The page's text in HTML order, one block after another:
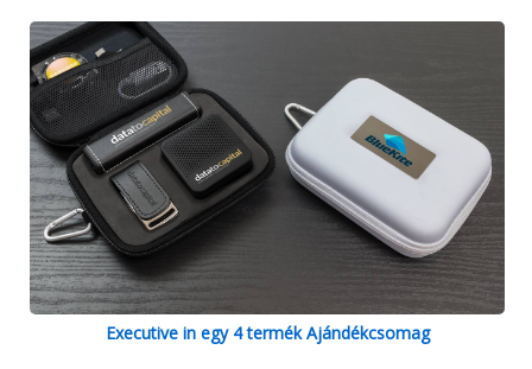
Executive in egy 4 termék Ajándékcsomag